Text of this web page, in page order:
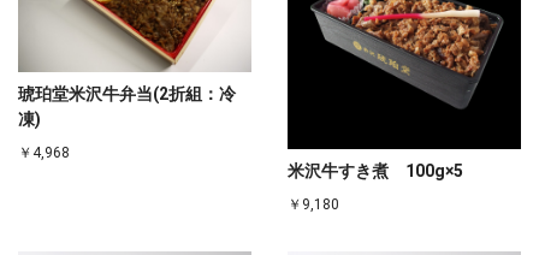
琥珀堂米沢牛弁当(2折組：冷
凍)
￥4,968
米沢牛すき煮 100g×5
￥9,180